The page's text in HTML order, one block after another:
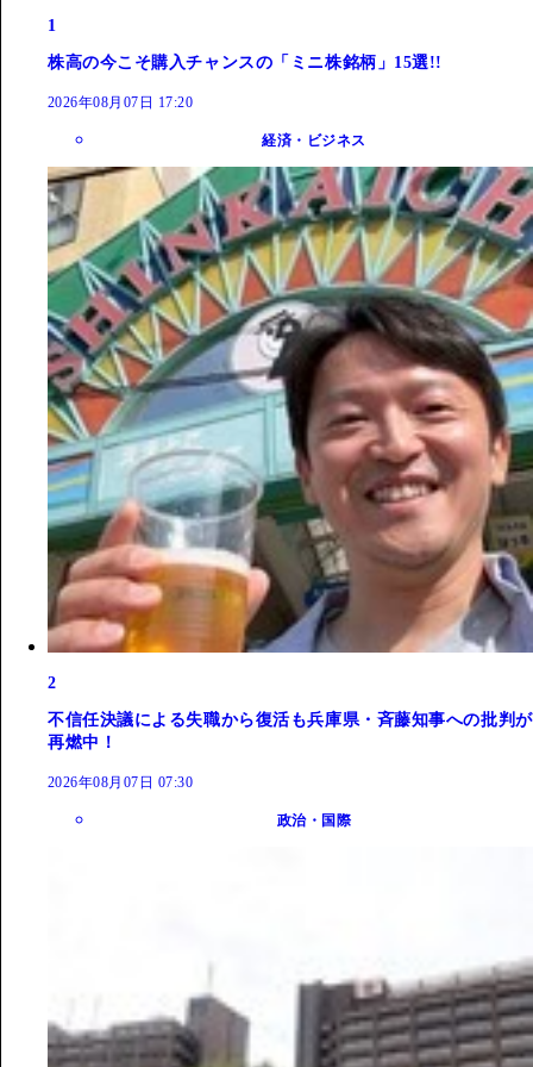
1
株高の今こそ購入チャンスの「ミニ株銘柄」15選!!
2026年08月07日 17:20
経済・ビジネス
2
不信任決議による失職から復活も兵庫県・斉藤知事への批判が
再燃中！
2026年08月07日 07:30
政治・国際